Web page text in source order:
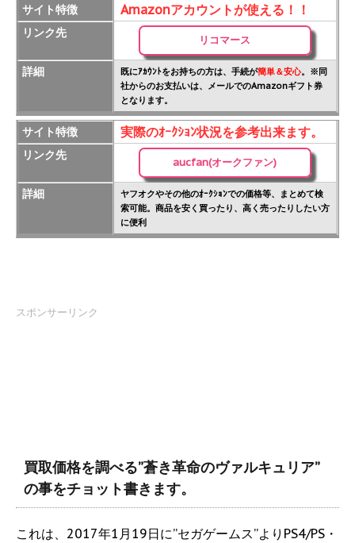
サイト特徴 Amazonアカウントが使える！！
リンク先
リコマース
詳細 既にｱｶｳﾝﾄをお持ちの方は、手続が簡単＆安心。※同
社からのお支払いは、メールでのAmazonギフト券
となります。
サイト特徴 実際のｵｰｸｼｮﾝ状況を参考出来ます。
リンク先
aucfan(オークファン)
詳細
ヤフオクやその他のｵｰｸｼｮﾝでの価格等、まとめて検
索可能。商品を安く買ったり、高く売ったりしたい方
に便利
スポンサーリンク
買取価格を調べる”蒼き革命のヴァルキュリア”
の事をチョット書きます。
これは、2017年1月19日に”セガゲームス”よりPS4/PS・